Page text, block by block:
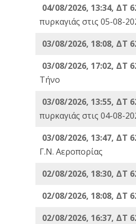
04/08/2026, 13:34, ΔΤ
πυρκαγιάς στις 05-08-
03/08/2026, 18:08, ΔΤ
03/08/2026, 17:02, ΔΤ
Τήνο
03/08/2026, 13:55, ΔΤ
πυρκαγιάς στις 04-08-
03/08/2026, 13:47, ΔΤ
Γ.Ν. Αεροπορίας
02/08/2026, 18:30, ΔΤ
02/08/2026, 18:08, ΔΤ
02/08/2026, 16:37, ΔΤ